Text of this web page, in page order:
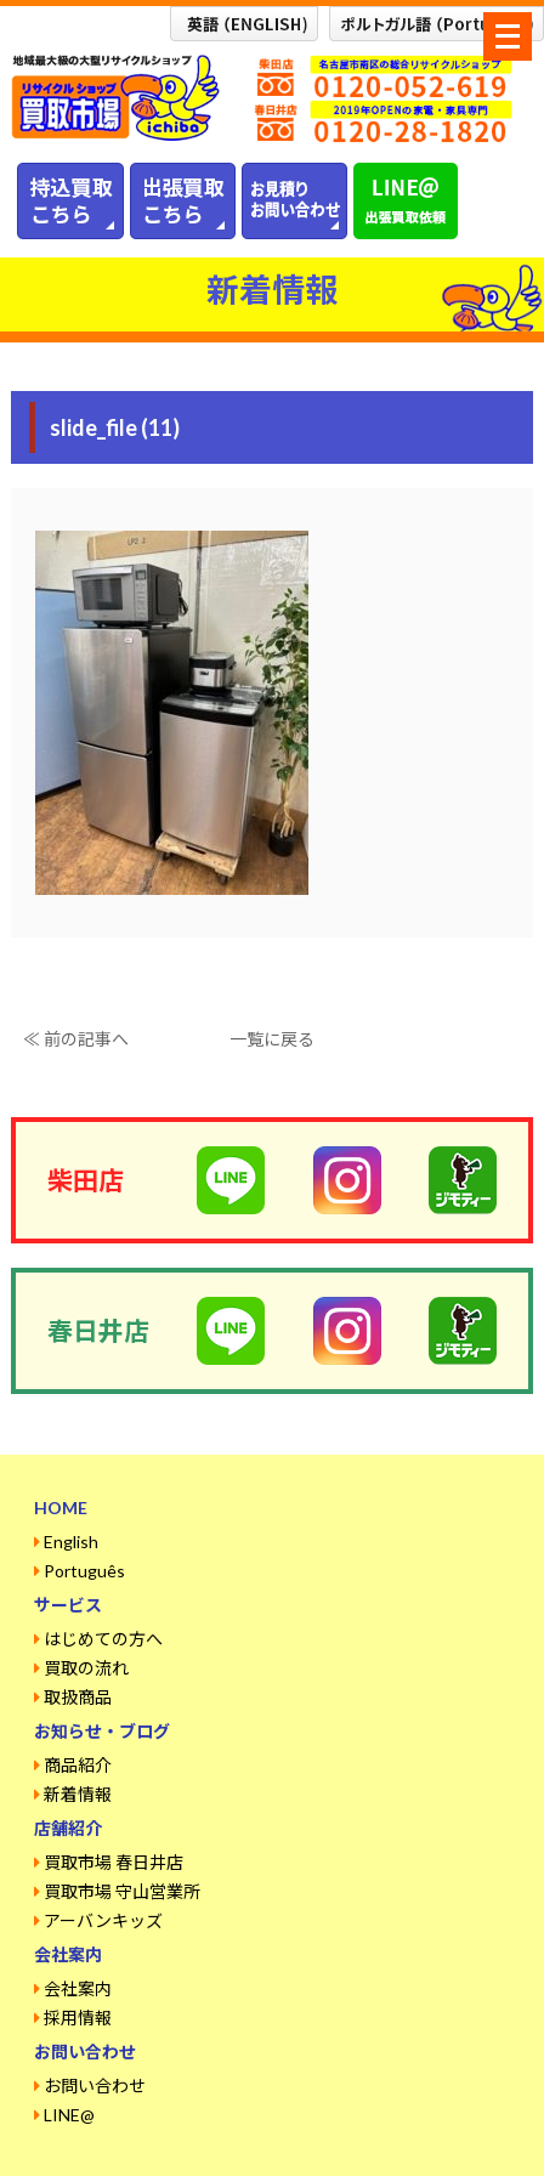
メ
ニ
ュ
ー
新着情報
slide_file (11)
≪ 前の記事へ 一覧に戻る
柴田店
春日井店
HOME
English
Português
サービス
はじめての方へ
買取の流れ
取扱商品
お知らせ・ブログ
商品紹介
新着情報
店舗紹介
買取市場 春日井店
買取市場 守山営業所
アーバンキッズ
会社案内
会社案内
採用情報
お問い合わせ
お問い合わせ
LINE@